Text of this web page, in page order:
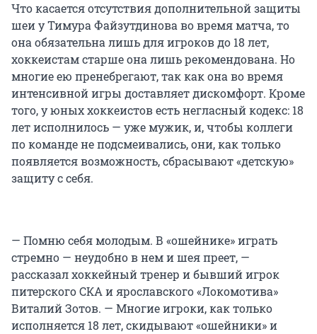
Что касается отсутствия дополнительной защиты
шеи у Тимура Файзутдинова во время матча, то
она обязательна лишь для игроков до 18 лет,
хоккеистам старше она лишь рекомендована. Но
многие ею пренебрегают, так как она во время
интенсивной игры доставляет дискомфорт. Кроме
того, у юных хоккеистов есть негласный кодекс: 18
лет исполнилось — уже мужик, и, чтобы коллеги
по команде не подсмеивались, они, как только
появляется возможность, сбрасывают «детскую»
защиту с себя.
— Помню себя молодым. В «ошейнике» играть
стремно — неудобно в нем и шея преет, —
рассказал хоккейный тренер и бывший игрок
питерского СКА и ярославского «Локомотива»
Виталий Зотов. — Многие игроки, как только
исполняется 18 лет, скидывают «ошейники» и